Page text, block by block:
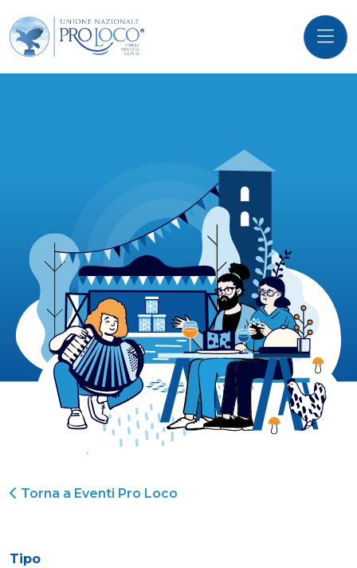
Torna a Eventi Pro Loco
Tipo